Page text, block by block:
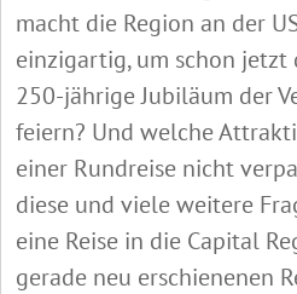
macht die Region an der
einzigartig, um schon jetzt
250-jährige Jubiläum der
feiern? Und welche
einer Rundreise nicht
diese und viele weitere
eine Reise in die Capital
gerade neu erschienenen